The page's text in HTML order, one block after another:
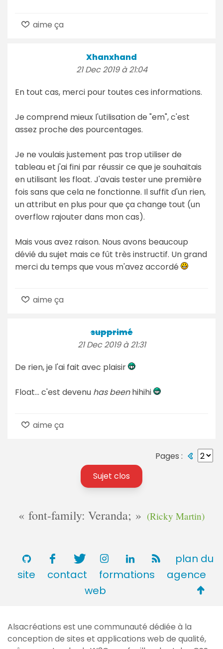
aime ça
Xhanxhand
21 Dec 2019 à 21:04
En tout cas, merci pour toutes ces informations.
Je comprend mieux l'utilisation de "em", c'est
assez proche des pourcentages.
Je ne voulais justement pas trop utiliser de
tableau et j'ai fini par réussir ce que je souhaitais
en utilisant les float. J'avais tester une première
fois sans que cela ne fonctionne. Il suffit d'un rien,
un attribut en plus pour que ça change tout (un
overflow rajouter dans mon cas).
Mais vous avez raison. Nous avons beaucoup
dévié du sujet mais ce fût très instructif. Un grand
merci du temps que vous m'avez accordé
aime ça
supprimé
21 Dec 2019 à 21:31
De rien, je l'ai fait avec plaisir
Float... c'est devenu has beenhihihi
aime ça
Pages :
Sujet clos
font-family: Veranda; (Ricky Martin)
plan du
site
contact formations
agence
web
de
Alsacréations est une communauté dédiée à la
conception de sites et applications web de qualité,